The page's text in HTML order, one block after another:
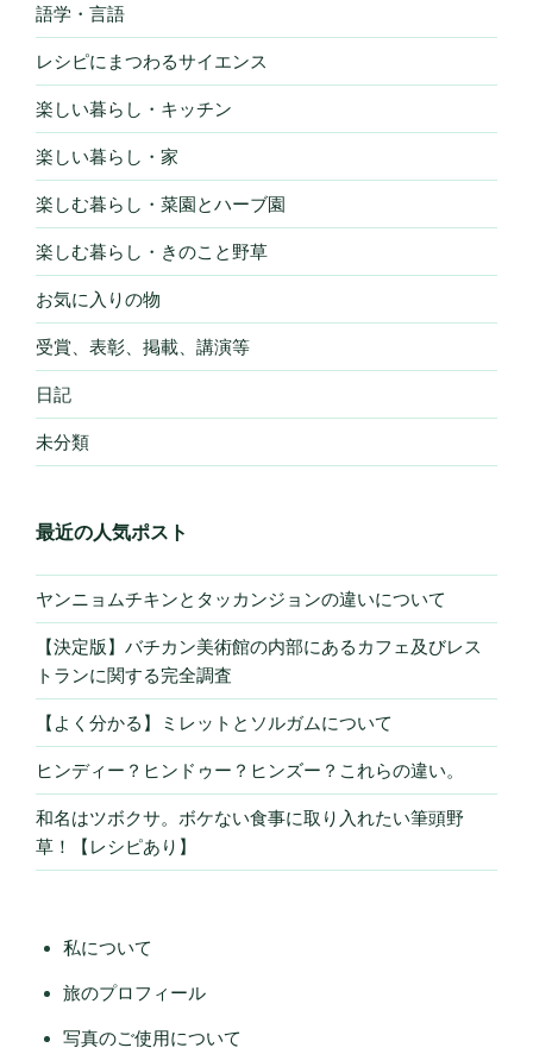
語学・言語
レシピにまつわるサイエンス
楽しい暮らし・キッチン
楽しい暮らし・家
楽しむ暮らし・菜園とハーブ園
楽しむ暮らし・きのこと野草
お気に入りの物
受賞、表彰、掲載、講演等
日記
未分類
最近の人気ポスト
ヤンニョムチキンとタッカンジョンの違いについて
【決定版】バチカン美術館の内部にあるカフェ及びレス
トランに関する完全調査
【よく分かる】ミレットとソルガムについて
ヒンディー？ヒンドゥー？ヒンズー？これらの違い。
和名はツボクサ。ボケない食事に取り入れたい筆頭野
草！【レシピあり】
私について
旅のプロフィール
写真のご使用について